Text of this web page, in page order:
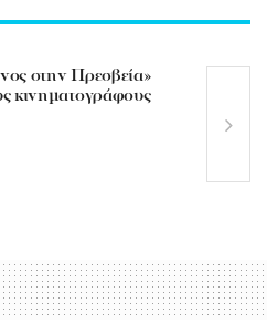
στην Πρεσβεία»
κινηματογράφους